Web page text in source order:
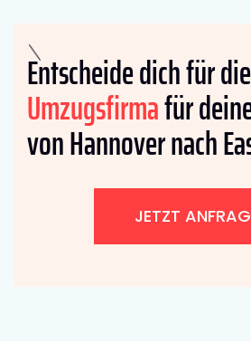
Entscheide dich für die
Umzugsfirmafür
von Hannover nach
JETZT